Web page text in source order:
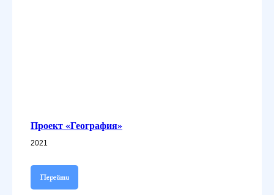
Проект «География»
2021
Перейти